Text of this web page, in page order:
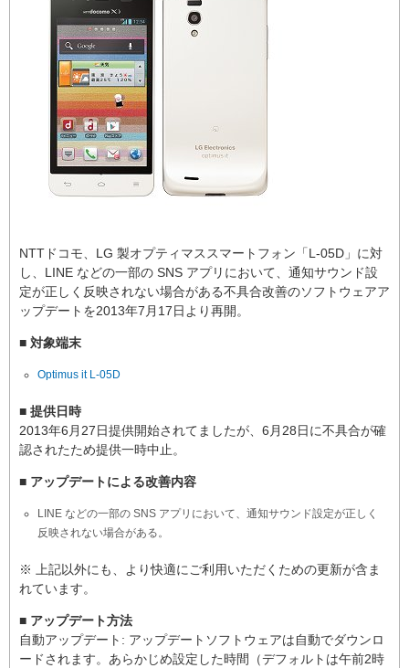
NTTドコモ、LG 製オプティマススマートフォン「L-05D」に対
し、LINE などの一部の SNS アプリにおいて、通知サウンド設
定が正しく反映されない場合がある不具合改善のソフトウェアア
ップデートを2013年7月17日より再開。
■ 対象端末
Optimus it L-05D
■ 提供日時
2013年6月27日提供開始されてましたが、6月28日に不具合が確
認されたため提供一時中止。
■ アップデートによる改善内容
LINE などの一部の SNS アプリにおいて、通知サウンド設定が正しく
反映されない場合がある。
※ 上記以外にも、より快適にご利用いただくための更新が含ま
れています。
■ アップデート方法
自動アップデート: アップデートソフトウェアは自動でダウンロ
ードされます。あらかじめ設定した時間（デフォルトは午前2時